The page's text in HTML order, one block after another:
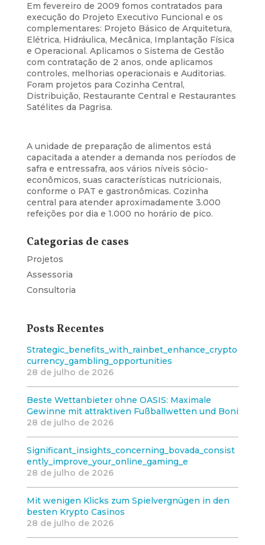
Em fevereiro de 2009 fomos contratados para
execução do Projeto Executivo Funcional e os
complementares: Projeto Básico de Arquitetura,
Elétrica, Hidráulica, Mecânica, Implantação Física
e Operacional. Aplicamos o Sistema de Gestão
com contratação de 2 anos, onde aplicamos
controles, melhorias operacionais e Auditorias.
Foram projetos para Cozinha Central,
Distribuição, Restaurante Central e Restaurantes
Satélites da Pagrisa.
A unidade de preparação de alimentos está
capacitada a atender a demanda nos períodos de
safra e entressafra, aos vários níveis sócio-
econômicos, suas características nutricionais,
conforme o PAT e gastronômicas. Cozinha
central para atender aproximadamente 3.000
refeições por dia e 1.000 no horário de pico.
Categorias de cases
Projetos
Assessoria
Consultoria
Posts Recentes
Strategic_benefits_with_rainbet_enhance_crypto
currency_gambling_opportunities
28 de julho de 2026
Beste Wettanbieter ohne OASIS: Maximale
Gewinne mit attraktiven Fußballwetten und Boni
28 de julho de 2026
Significant_insights_concerning_bovada_consist
ently_improve_your_online_gaming_e
28 de julho de 2026
Mit wenigen Klicks zum Spielvergnügen in den
besten Krypto Casinos
28 de julho de 2026